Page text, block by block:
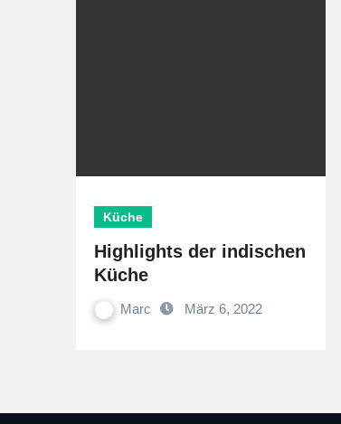
Küche
Highlights der indischen
Küche
Marc März 6, 2022